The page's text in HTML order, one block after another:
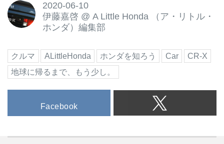
2020-06-10
伊藤嘉啓 @ A Little Honda （ア・リトル・
ホンダ）編集部
クルマ ALittleHonda ホンダを知ろう Car
CR-X
地球に帰るまで、もう少し。
Facebook